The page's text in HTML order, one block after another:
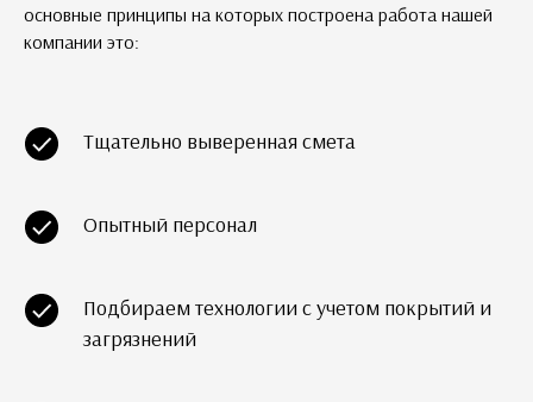
основные принципы на которых построена работа нашей
компании это:
Тщательно выверенная смета
Опытный персонал
Подбираем технологии с учетом покрытий и
загрязнений